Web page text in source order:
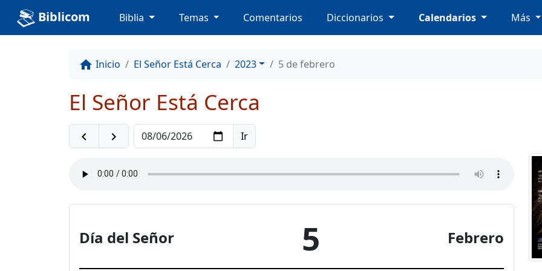
Biblicom Biblia Temas Comentarios Diccionarios Calendarios Más
home Inicio El Señor Está Cerca 2023 5 de febrero
El Señor Está Cerca
navigate_before navigate_next
Día del Señor 5 Febrero